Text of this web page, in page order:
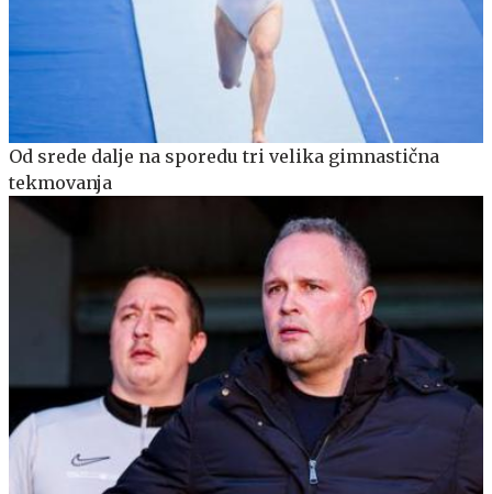
Od srede dalje na sporedu tri velika gimnastična
tekmovanja